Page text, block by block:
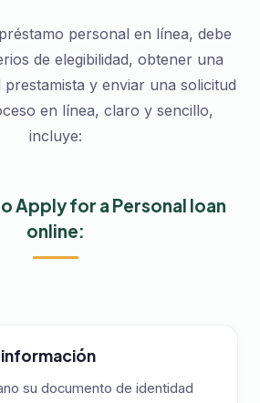
personal en línea, debe
de elegibilidad, obtener una
y enviar una solicitud
en línea, claro y sencillo,
incluye:
Apply for a Personal loan
online:
información
su documento de identidad